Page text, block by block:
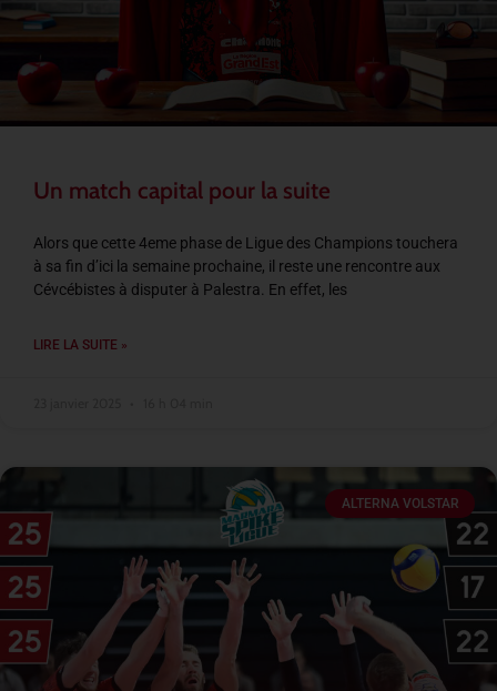
Un match capital pour la suite
Alors que cette 4eme phase de Ligue des Champions touchera
à sa fin d’ici la semaine prochaine, il reste une rencontre aux
Cévcébistes à disputer à Palestra. En effet, les
LIRE LA SUITE »
ALTERNA VOLSTAR